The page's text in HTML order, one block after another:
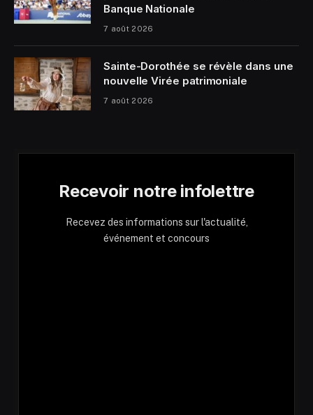
Banque Nationale
7 août 2026
Sainte-Dorothée se révèle dans une
nouvelle Virée patrimoniale
7 août 2026
Recevoir notre infolettre
Recevez des informations sur l'actualité,
événement et concours